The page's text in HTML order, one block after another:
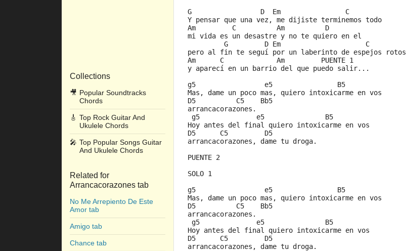
Collections
🎥 Popular Soundtracks
Chords
🎸 Top Rock Guitar And
Ukulele Chords
🎤 Top Popular Songs Guitar
And Ukulele Chords
Related for
Arrancacorazones tab
No Me Arrepiento De Este
Amor tab
Amigo tab
Chance tab
G                 D  Em                C
Y pensar que una vez, me dijiste terminemos todo
Am         C          Am          D
mi vida es un desastre y no te quiero en el
         G         D Em                     C
pero al fin te seguí por un laberinto de espejos rotos
Am      C             Am         PUENTE 1
y aparecí en un barrio del que puedo salir...
g5                 e5                B5
Mas, dame un poco mas, quiero intoxicarme en vos
D5          C5    Bb5
arrancacorazones.
g5              e5               B5
Hoy antes del final quiero intoxicarme en vos
D5      C5         D5
arrancacorazones, dame tu droga.
PUENTE 2
SOLO 1
g5                 e5                B5
Mas, dame un poco mas, quiero intoxicarme en vos
D5          C5    Bb5
arrancacorazones.
g5              e5               B5
Hoy antes del final quiero intoxicarme en vos
D5      C5         D5
arrancacorazones, dame tu droga.